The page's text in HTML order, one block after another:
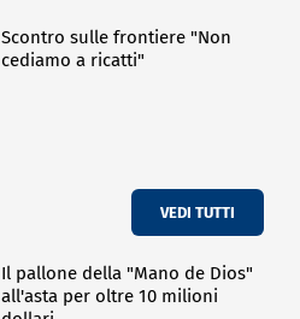
Scontro sulle frontiere "Non
cediamo a ricatti"
VEDI TUTTI
Il pallone della "Mano de Dios"
all'asta per oltre 10 milioni